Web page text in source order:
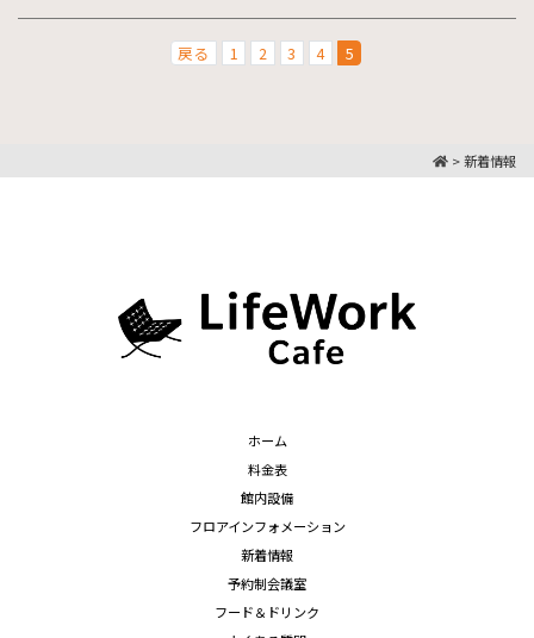
戻る 1 2 3 4 5
>新着情報
ホーム
料金表
館内設備
フロアインフォメーション
新着情報
予約制会議室
フード＆ドリンク